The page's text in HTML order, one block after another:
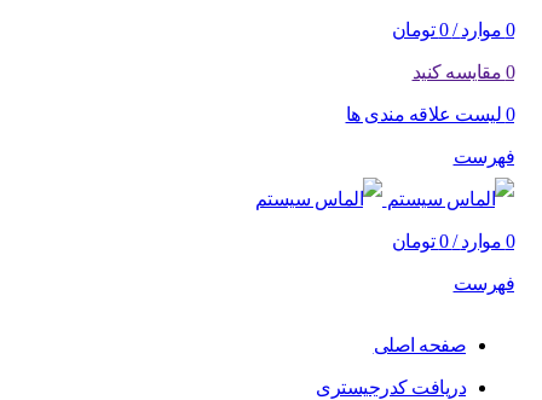
0 موارد /
0 تومان
0 مقایسه کنید
0 لیست علاقه مندی ها
فهرست
0 موارد /
0 تومان
فهرست
صفحه اصلی
دریافت کدرجیستری